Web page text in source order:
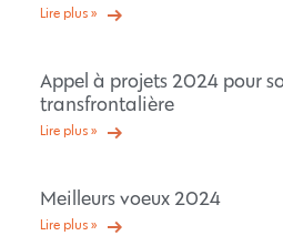
Lire plus »
Appel à projets 2024 pour
transfrontalière
Lire plus »
Meilleurs voeux 2024
Lire plus »